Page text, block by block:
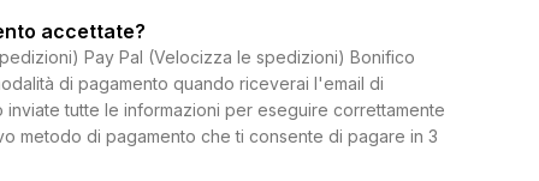
accettate?
Pay Pal (Velocizza le spedizioni) Bonifico
di pagamento quando riceverai l'email di
tutte le informazioni per eseguire correttamente
metodo di pagamento che ti consente di pagare in 3